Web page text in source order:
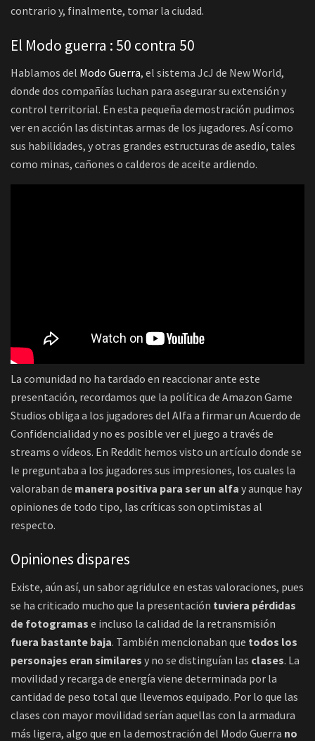
contrario y, finalmente, tomar la ciudad.
El Modo guerra : 50 contra 50
Hablamos del Modo Guerra, el sistema JcJ de New World,
donde dos compañías luchan para asegurar su extensión y
control territorial. En esta pequeña demostración pudimos
ver en acción las distintas armas de los jugadores. Así como
sus habilidades, y otras grandes estructuras de asedio, tales
como minas, cañones o calderos de aceite ardiendo.
La comunidad no ha tardado en reaccionar ante este
presentación, recordamos que la política de Amazon Game
Studios obliga a los jugadores del Alfa a firmar un Acuerdo de
Confidencialidad y no es posible ver el juego a través de
streams o vídeos. En Reddit hemos visto un artículo donde se
le preguntaba a los jugadores sus impresiones, los cuales la
valoraban de manera positiva para ser un alfa y aunque hay
opiniones de todo tipo, las críticas son optimistas al
respecto.
Opiniones dispares
Existe, aún así, un sabor agridulce en estas valoraciones, pues
se ha criticado mucho que la presentación tuviera pérdidas
de fotogramas e incluso la calidad de la retransmisión
fuera bastante baja. También mencionaban que todos los
personajes eran similares y no se distinguían las clases. La
movilidad y recarga de energía viene determinada por la
cantidad de peso total que llevemos equipado. Por lo que las
clases con mayor movilidad serían aquellas con la armadura
más ligera, algo que en la demostración del Modo Guerra no